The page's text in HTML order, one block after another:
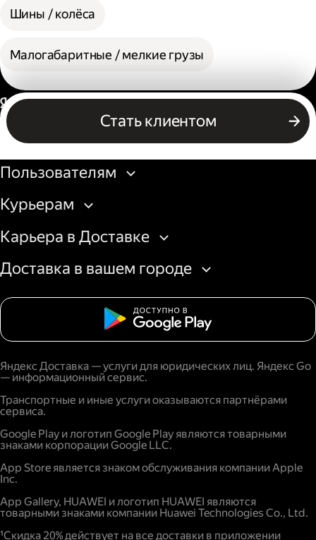
Шины / колёса
Малогабаритные / мелкие грузы
Стать клиентом
Россия
Бизнесу
Пользователям
Курьерам
Карьера в Доставке
Доставка в вашем городе
Яндекс Доставка — услуги для юридических лиц. Яндекс Go
— информационный сервис.
Транспортные и иные услуги оказываются партнёрами
сервиса.
Google Play и логотип Google Play являются товарными
знаками корпорации Google LLC.
App Store является знаком обслуживания компании Apple
Inc.
App Gallery, HUAWEI и логотип HUAWEI являются
товарными знаками компании Huawei Technologies Co., Ltd.
¹Скидка 20% действует на все доставки в приложении